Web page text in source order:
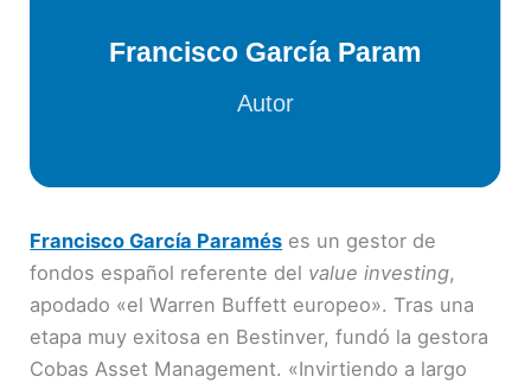
Francisco García Paramés es un gestor de
fondos español referente del value investing,
apodado «el Warren Buffett europeo». Tras una
etapa muy exitosa en Bestinver, fundó la gestora
Cobas Asset Management. «Invirtiendo a largo